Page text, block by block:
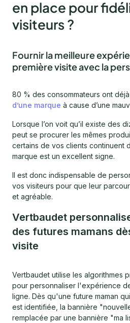
en place pour
visiteurs ?
Fournir la meilleure
première visite avec la
80 % des consommateurs ont déjà
d’une marque à cause d’une
Lorsque l’on voit qu’il existe des
peut se procurer les mêmes
certains de vos clients continuent
marque est un excellent signe.
Il est donc indispensable de
vos visiteurs pour que leur
et agréable.
Vertbaudet
des futures mamans
visite
Vertbaudet utilise les algorithmes
pour personnaliser l'expérience
ligne. Dès qu'une future maman
est identifiée, la bannière
remplacée par une bannière "ma